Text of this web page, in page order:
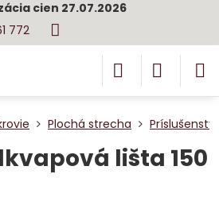
cien 27.07.2026
772
Plochá strecha
lišta 150